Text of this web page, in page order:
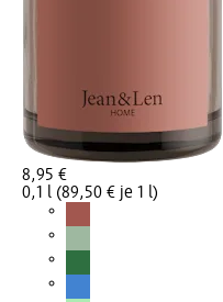
8,95 €
0,1 l (89,50 € je 1 l)